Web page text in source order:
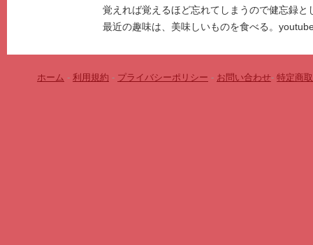
覚えれば覚えるほど忘れてしまうので健忘録と
最近の趣味は、美味しいものを食べる。
ホーム - 利用規約 - プライバシーポリシー - お問い合わせ- 特定商